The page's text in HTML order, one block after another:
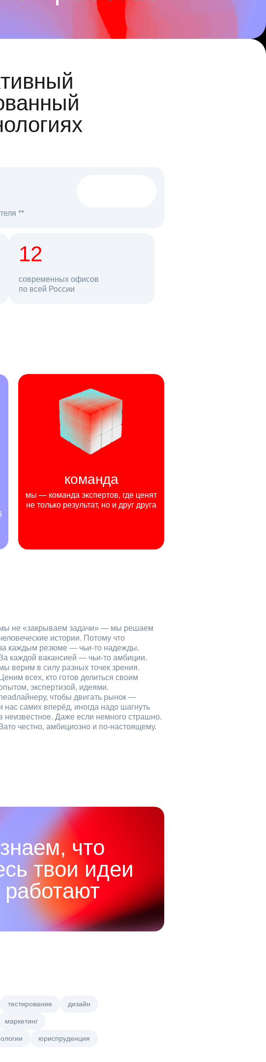
**
12
современных офисов
по всей Россиипользователей в день
команда
мы — команда экспертов, где ценят
не только результат, но и друг друга
не «закрываем задачи» — мы решаем
истории. Потому что
каждым резюме — чьи‑то надежды.
каждой вакансией — чьи‑то амбиции.
верим в силу разных точек зрения.
Ценим всех, кто готов делиться своим
экспертизой, идеями.
headлайнеру, чтобы двигать рынок —
нас самих вперёд, иногда надо шагнуть
неизвестное. Даже если немного страшно.
честно, амбициозно и по‑настоящему.
знаем, что
твои идеи
работают
тестирование дизайн
маркетинг
юриспруденция